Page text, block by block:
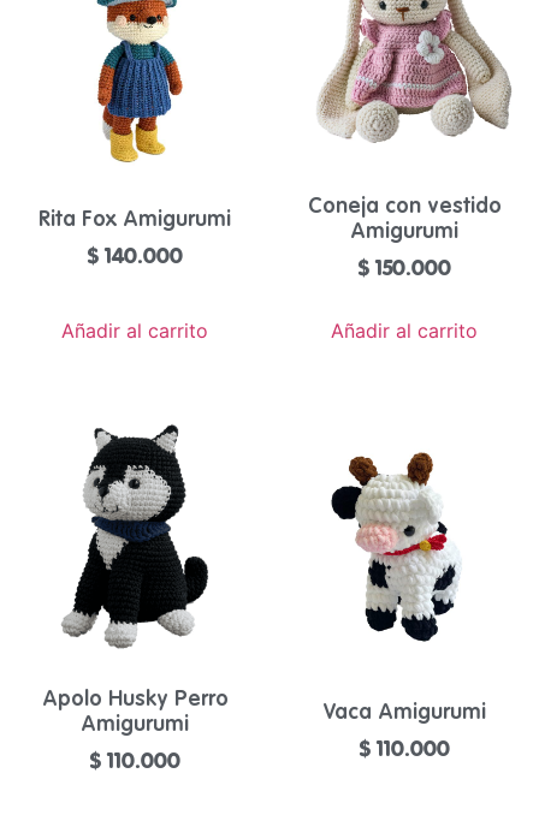
Rita Fox Amigurumi
$ 140.000
Añadir al carrito
Coneja con vestido
Amigurumi
$ 150.000
Añadir al carrito
Apolo Husky Perro
Amigurumi
$ 110.000
Vaca Amigurumi
$ 110.000